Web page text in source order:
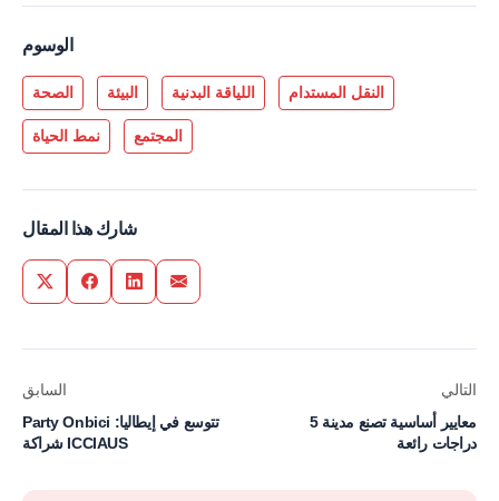
الوسوم
الصحة البيئة اللياقة البدنية النقل المستدام
نمط الحياة المجتمع
شارك هذا المقال
Share on Twitter
Share on Facebook
Share on LinkedIn
Share via Email
السابق
Party Onbici تتوسع في إيطاليا:
شراكة ICCIAUS
التالي
5 معايير أساسية تصنع مدينة
دراجات رائعة